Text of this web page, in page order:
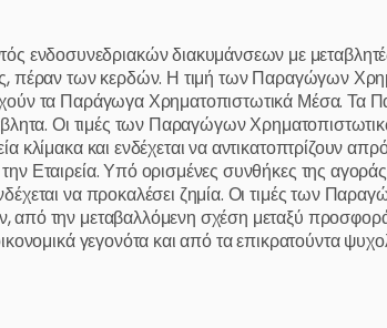
ενδοσυνεδριακών διακυμάνσεων με
πέραν των κερδών. Η τιμή των Παραγώγων
τα Παράγωγα Χρηματοπιστωτικά Μέσα.
Οι τιμές των Παραγώγων
κλίμακα και ενδέχεται να αντικατοπτρίζουν
Εταιρεία. Υπό ορισμένες συνθήκες της αγοράς
να προκαλέσει ζημία. Οι τιμές των
από την μεταβαλλόμενη σχέση μεταξύ
γεγονότα και από τα επικρατούντα